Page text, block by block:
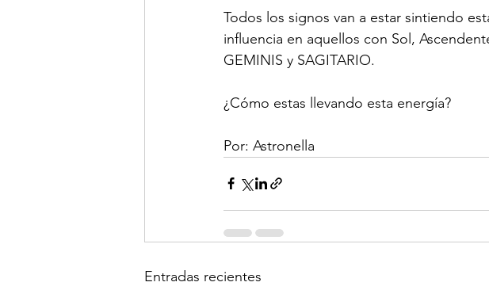
Todos los signos van a estar sintiendo
influencia en aquellos con Sol,
GEMINIS y SAGITARIO.
¿Cómo estas llevando esta energía?
Por: Astronella
Entradas recientes